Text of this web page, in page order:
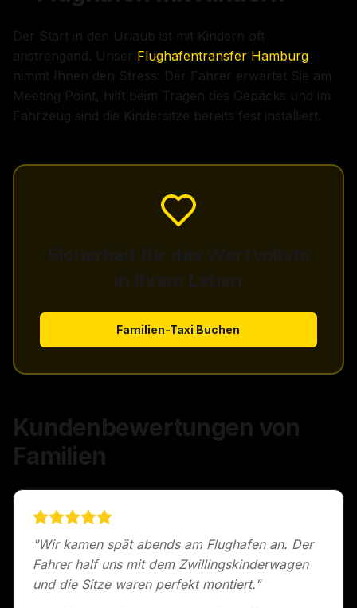
Der Start in den Urlaub ist mit Kindern oft
anstrengend. Unser Flughafentransfer Hamburg
nimmt Ihnen den Stress: Der Fahrer erwartet Sie am
Meeting Point, hilft beim Tragen des Gepäcks und im
Fahrzeug sind die Kindersitze bereits fest installiert.
Sicherheit für das Wertvollste
in Ihrem Leben
Familien-Taxi Buchen
Kundenbewertungen von
Familien
"Wir kamen spät abends am Flughafen an. Der
Fahrer half uns mit dem Zwillingskinderwagen
und die Sitze waren perfekt montiert."